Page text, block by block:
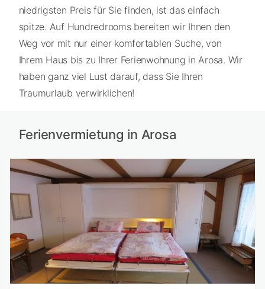
niedrigsten Preis für Sie finden, ist das einfach
spitze. Auf Hundredrooms bereiten wir Ihnen den
Weg vor mit nur einer komfortablen Suche, von
Ihrem Haus bis zu Ihrer Ferienwohnung in Arosa. Wir
haben ganz viel Lust darauf, dass Sie Ihren
Traumurlaub verwirklichen!
Ferienvermietung in Arosa